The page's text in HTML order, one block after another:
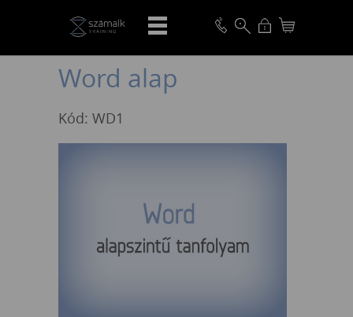
VISSZA
Word alap
Kód: WD1